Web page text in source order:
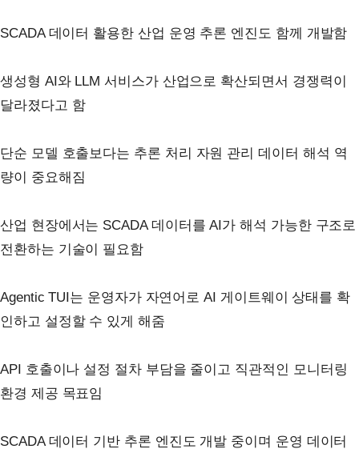
SCADA 데이터 활용한 산업 운영 추론 엔진도 함께 개발함
생성형 AI와 LLM 서비스가 산업으로 확산되면서 경쟁력이
달라졌다고 함
단순 모델 호출보다는 추론 처리 자원 관리 데이터 해석 역
량이 중요해짐
산업 현장에서는 SCADA 데이터를 AI가 해석 가능한 구조로
전환하는 기술이 필요함
Agentic TUI는 운영자가 자연어로 AI 게이트웨이 상태를 확
인하고 설정할 수 있게 해줌
API 호출이나 설정 절차 부담을 줄이고 직관적인 모니터링
환경 제공 목표임
SCADA 데이터 기반 추론 엔진도 개발 중이며 운영 데이터